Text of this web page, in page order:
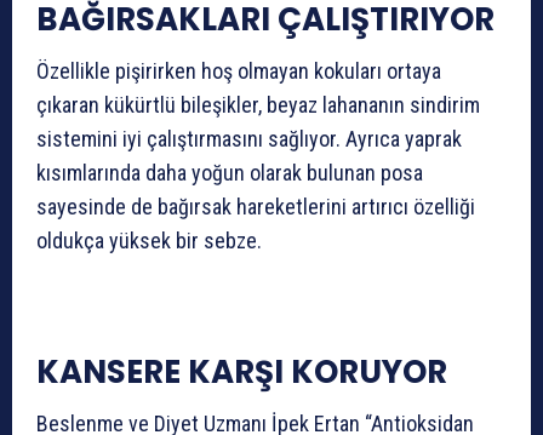
BAĞIRSAKLARI ÇALIŞTIRIYOR
Özellikle pişirirken hoş olmayan kokuları ortaya
çıkaran kükürtlü bileşikler, beyaz lahananın sindirim
sistemini iyi çalıştırmasını sağlıyor. Ayrıca yaprak
kısımlarında daha yoğun olarak bulunan posa
sayesinde de bağırsak hareketlerini artırıcı özelliği
oldukça yüksek bir sebze.
KANSERE KARŞI KORUYOR
Beslenme ve Diyet Uzmanı İpek Ertan “Antioksidan